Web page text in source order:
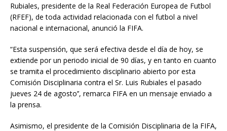
Rubiales, presidente de la Real Federación Europea de Futbol
(RFEF), de toda actividad relacionada con el futbol a nivel
nacional e internacional, anunció la FIFA.
“Esta suspensión, que será efectiva desde el día de hoy, se
extiende por un periodo inicial de 90 días, y en tanto en cuanto
se tramita el procedimiento disciplinario abierto por esta
Comisión Disciplinaria contra el Sr. Luis Rubiales el pasado
jueves 24 de agosto’’, remarca FIFA en un mensaje enviado a
la prensa.
Asimismo, el presidente de la Comisión Disciplinaria de la FIFA,